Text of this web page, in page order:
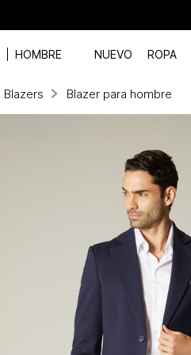
HOMBRE NUEVO ROPA
Blazers Blazer para hombre